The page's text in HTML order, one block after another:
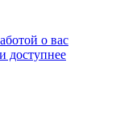
о вас
доступнее